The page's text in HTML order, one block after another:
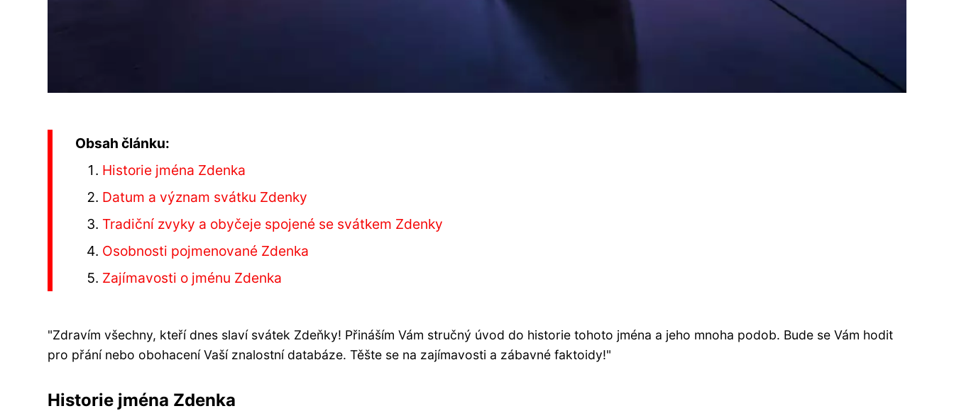
Obsah článku:
Historie jména Zdenka
Datum a význam svátku Zdenky
Tradiční zvyky a obyčeje spojené se svátkem Zdenky
Osobnosti pojmenované Zdenka
Zajímavosti o jménu Zdenka
"Zdravím všechny, kteří dnes slaví svátek Zdeňky! Přináším Vám stručný úvod do historie tohoto jména a jeho mnoha podob. Bude se Vám hodit
pro přání nebo obohacení Vaší znalostní databáze. Těšte se na zajímavosti a zábavné faktoidy!"
Historie jména Zdenka